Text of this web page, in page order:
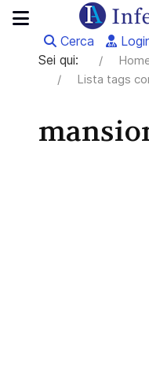
Cerca
Sei qui:
Lista tags